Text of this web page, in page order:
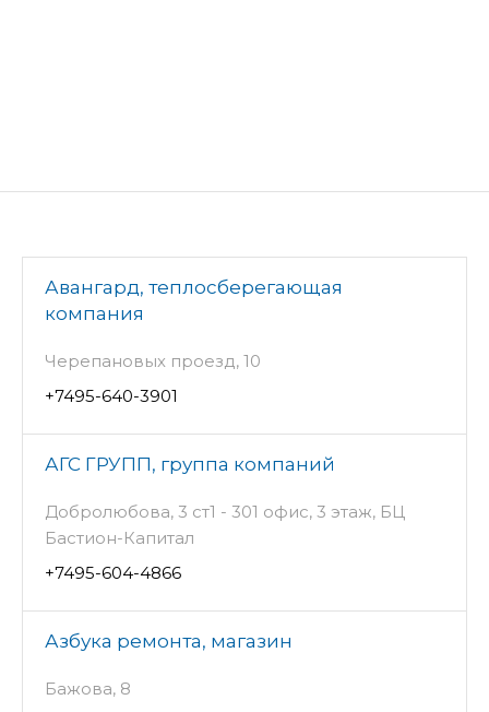
Авангард, теплосберегающая
компания
Черепановых проезд, 10
+7495-640-3901
АГС ГРУПП, группа компаний
Добролюбова, 3 ст1 - 301 офис, 3 этаж, БЦ
Бастион-Капитал
+7495-604-4866
Азбука ремонта, магазин
Бажова, 8